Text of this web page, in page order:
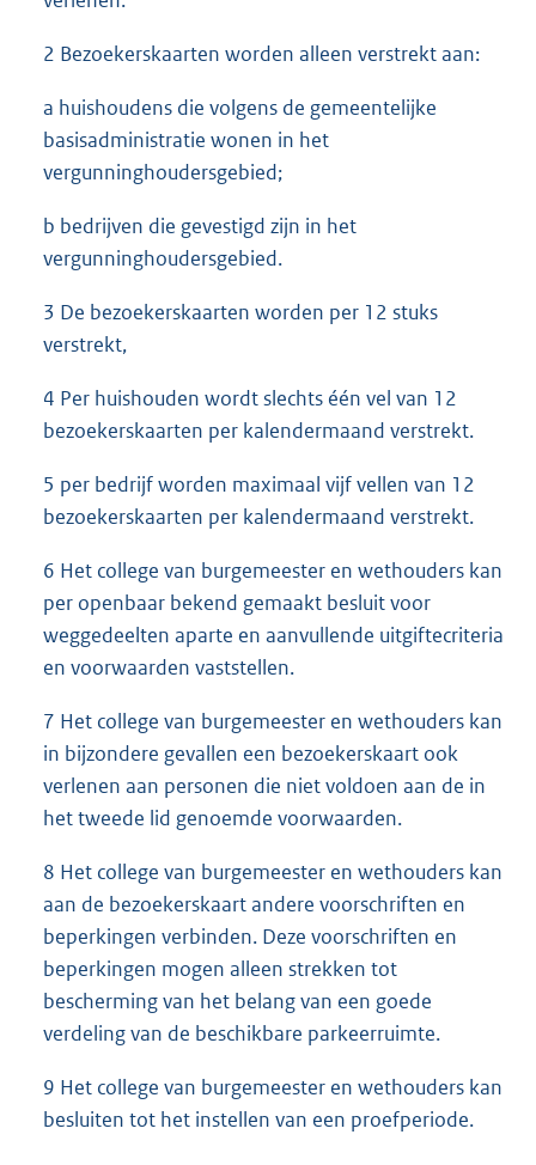
2 Bezoekerskaarten worden alleen verstrekt aan:
a huishoudens die volgens de gemeentelijke
basisadministratie wonen in het
vergunninghoudersgebied;
b bedrijven die gevestigd zijn in het
vergunninghoudersgebied.
3 De bezoekerskaarten worden per 12 stuks
verstrekt,
4 Per huishouden wordt slechts één vel van 12
bezoekerskaarten per kalendermaand verstrekt.
5 per bedrijf worden maximaal vijf vellen van 12
bezoekerskaarten per kalendermaand verstrekt.
6 Het college van burgemeester en wethouders kan
per openbaar bekend gemaakt besluit voor
weggedeelten aparte en aanvullende uitgiftecriteria
en voorwaarden vaststellen.
7 Het college van burgemeester en wethouders kan
in bijzondere gevallen een bezoekerskaart ook
verlenen aan personen die niet voldoen aan de in
het tweede lid genoemde voorwaarden.
8 Het college van burgemeester en wethouders kan
aan de bezoekerskaart andere voorschriften en
beperkingen verbinden. Deze voorschriften en
beperkingen mogen alleen strekken tot
bescherming van het belang van een goede
verdeling van de beschikbare parkeerruimte.
9 Het college van burgemeester en wethouders kan
besluiten tot het instellen van een proefperiode.